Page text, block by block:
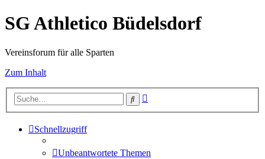
SG Athletico Büdelsdorf
Vereinsforum für alle Sparten
Zum Inhalt
Suche
Schnellzugriff
Unbeantwortete Themen